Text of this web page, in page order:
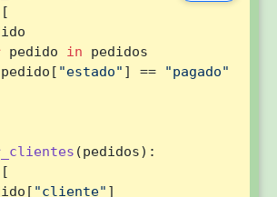
[
pedido in pedidos
pedido[ "estado" ] ==
"pagado"
(pedidos):
[
"cliente" ]